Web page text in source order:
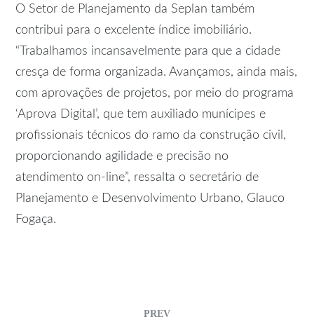
O Setor de Planejamento da Seplan também
contribui para o excelente índice imobiliário.
“Trabalhamos incansavelmente para que a cidade
cresça de forma organizada. Avançamos, ainda mais,
com aprovações de projetos, por meio do programa
‘Aprova Digital’, que tem auxiliado munícipes e
profissionais técnicos do ramo da construção civil,
proporcionando agilidade e precisão no
atendimento on-line”, ressalta o secretário de
Planejamento e Desenvolvimento Urbano, Glauco
Fogaça.
PREV